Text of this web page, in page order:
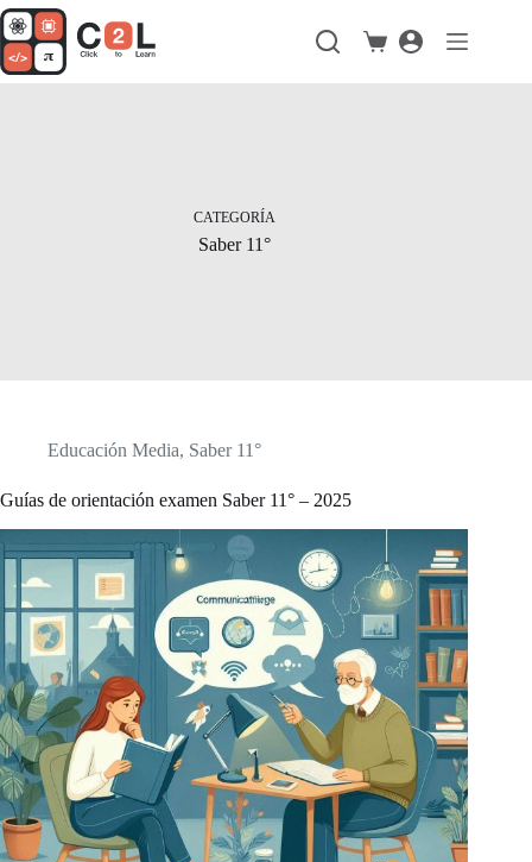
Saltar
al
contenido
Carro
CATEGORÍA
Saber 11°
Educación Media, Saber 11°
Guías de orientación examen Saber 11° – 2025